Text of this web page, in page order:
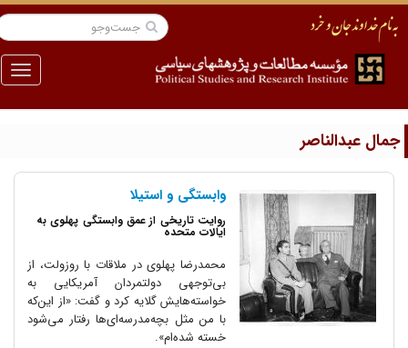
منو
عبدالناصر
وابستگی و استیلا
روایت تاریخی از عمق وابستگی پهلوی به
ایالات متحده
محمدرضا پهلوی در ملاقات با روزولت، از
بی‌توجهی دولتمردان آمریکایی به
خواسته‌هایش گلایه کرد و گفت: «از این‌که
با من مثل بچه‌مدرسه‌ای‌ها رفتار می‌شود
خسته شده‌ام».